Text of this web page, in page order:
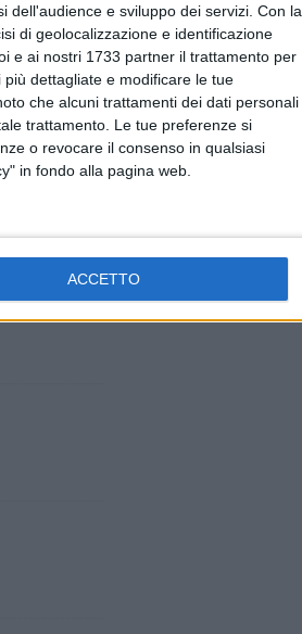
dell'audience e sviluppo dei servizi. Con la
di geolocalizzazione e identificazione
e ai nostri 1733 partner il trattamento per
dettagliate e modificare le tue
che alcuni trattamenti dei dati personali
trattamento. Le tue preferenze si
o revocare il consenso in qualsiasi
in fondo alla pagina web.
ACCETTO